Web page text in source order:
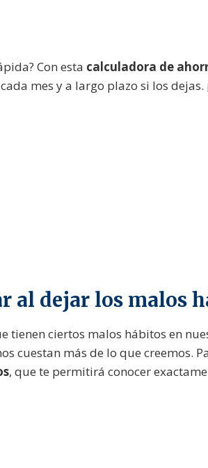
Con esta calculadora de
mes y a largo plazo si los dejas.
al dejar los malos
tienen ciertos malos hábitos en
cuestan más de lo que creemos.
, que te permitirá conocer